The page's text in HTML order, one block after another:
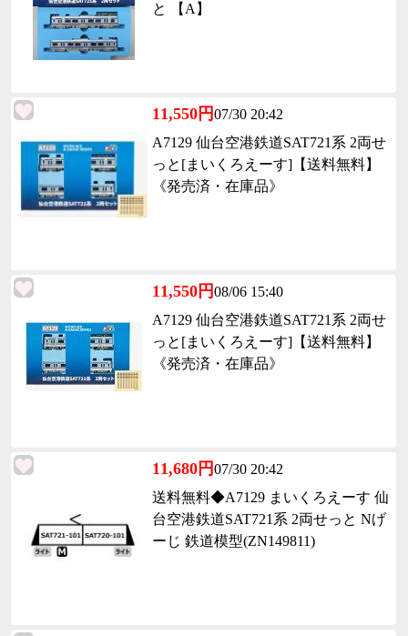
と 【A】
11,550円07/30 20:42
A7129 仙台空港鉄道SAT721系 2両せ
っと[まいくろえーす]【送料無料】
《発売済・在庫品》
11,550円08/06 15:40
A7129 仙台空港鉄道SAT721系 2両せ
っと[まいくろえーす]【送料無料】
《発売済・在庫品》
11,680円07/30 20:42
送料無料◆A7129 まいくろえーす 仙
台空港鉄道SAT721系 2両せっと Nげ
ーじ 鉄道模型(ZN149811)